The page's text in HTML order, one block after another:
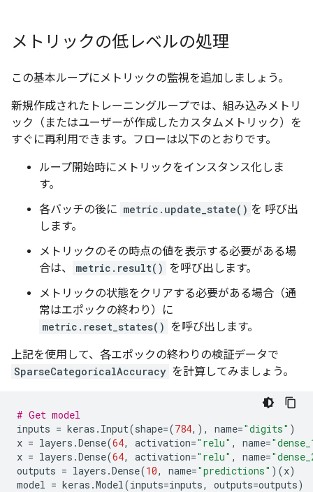
Seen so far: 12864 samples
Training loss (for one batch) at step 400: 0.7739
Training loss (for one batch) at step 600: 1.0450
メトリックの低レベルの処理
この基本ループにメトリックの監視を追加しましょう。
新規作成されたトレーニングループでは、組み込みメトリ
ック（またはユーザーが作成したカスタムメトリック）を
すぐに再利用できます。フローは以下のとおりです。
ループ開始時にメトリックをインスタンス化しま
す。
各バッチの後に metric.update_state() を 呼び出
します。
メトリックのその時点の値を表示する必要がある場
合は、
metric.result() を呼び出します。
メトリックの状態をクリアする必要がある場合（通
常はエポックの終わり）に
metric.reset_states() を呼び出します。
上記を使用して、各エポックの終わりの検証データで
SparseCategoricalAccuracy を計算してみましょう。
# Get model
inputs = keras . Input(shape=(784,), name="digits" )
x = layers .Dense(64, activation="relu" , name=
x = layers .Dense(64, activation="relu" , name=
outputs = layers .Dense(10, name="predictions" )(x)
model = keras .Model(inputs=inputs, outputs=outputs)